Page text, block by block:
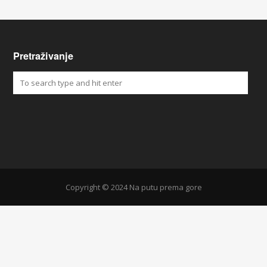
Pretraživanje
Copyright © 2024 Na putu prema gore